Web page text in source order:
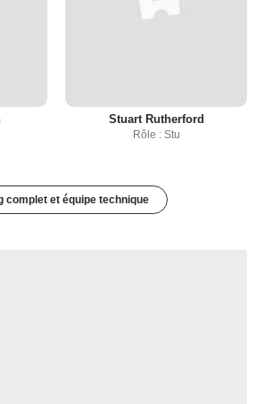
Stuart Rutherford
Rôle : Stu
complet et équipe technique